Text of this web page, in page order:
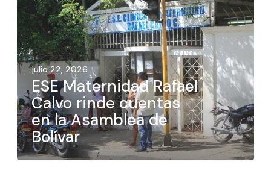
julio 22, 2026
ESE Maternidad Rafael
Calvo rinde cuentas
en la Asamblea de
Bolívar